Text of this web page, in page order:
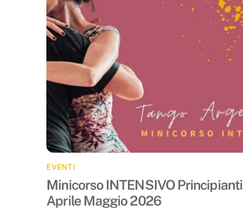
EVENTI
Minicorso INTENSIVO Principianti |
Aprile Maggio 2026